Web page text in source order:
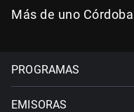
Más de uno Córdoba
PROGRAMAS
EMISORAS